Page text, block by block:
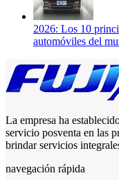
2026: Los 10
automóviles del
La empresa ha
servicio posventa en las
brindar servicios
navegación rápida